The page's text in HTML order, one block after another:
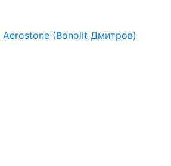
Aerostone (Bonolit Дмитров)